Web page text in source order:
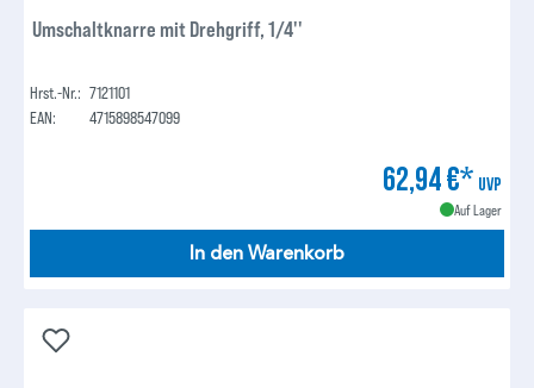
Umschaltknarre mit Drehgriff, 1/4''
Hrst.-Nr.: 7121101
EAN:
4715898547099
62,94 €* UVP
Auf Lager
In den Warenkorb